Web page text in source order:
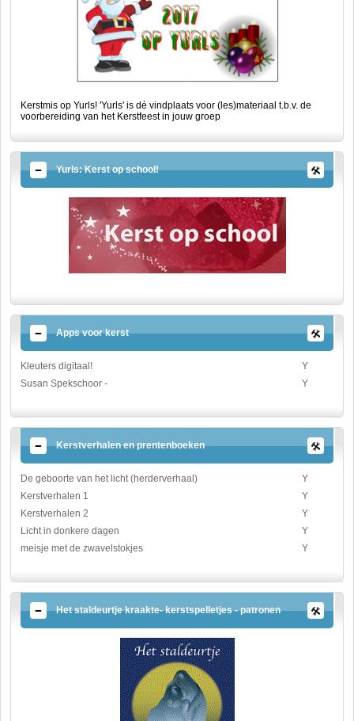
Kerstmis op Yurls! 'Yurls' is dé vindplaats voor (les)materiaal t.b.v. de
voorbereiding van het Kerstfeest in jouw groep
Yurls: Kerst op school!
Apps voor kerst
Kleuters digitaal!
Y
Susan Spekschoor -
Y
Kerstverhalen en prentenboeken
De geboorte van het licht (herderverhaal)
Y
Kerstverhalen 1
Y
Kerstverhalen 2
Y
Licht in donkere dagen
Y
meisje met de zwavelstokjes
Y
Het staldeurtje kraakte- kerstspelletjes - patronen